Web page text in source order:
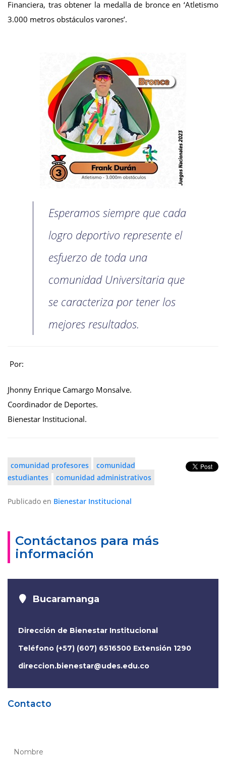
Financiera, tras obtener la medalla de bronce en ‘Atletismo
3.000 metros obstáculos varones’.
Esperamos siempre que cada
logro deportivo represente el
esfuerzo de toda una
comunidad Universitaria que
se caracteriza por tener los
mejores resultados.
Por:
Jhonny Enrique Camargo Monsalve.
Coordinador de Deportes.
Bienestar Institucional.
comunidad profesores
comunidad
estudiantes
comunidad administrativos
Publicado en Bienestar Institucional
Contáctanos para más
información
Bucaramanga
Dirección de Bienestar Institucional
Teléfono (+57) (607) 6516500 Extensión 1290
direccion.bienestar@udes.edu.co
Contacto